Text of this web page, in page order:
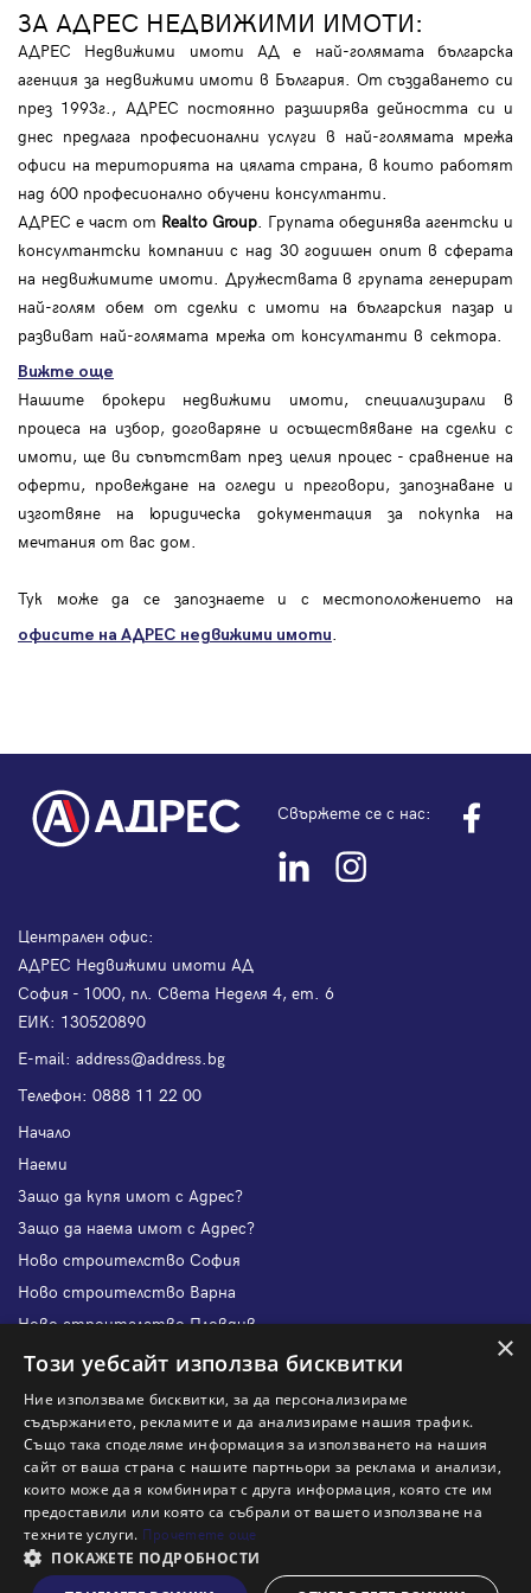
ЗА АДРЕС НЕДВИЖИМИ ИМОТИ:
АДРЕС Недвижими имоти АД е най-голямата българска
агенция за недвижими имоти в България. От създаването си
през 1993г., АДРЕС постоянно разширява дейността си и
днес предлага професионални услуги в най-голямата мрежа
офиси на територията на цялата страна, в които работят
над 600 професионално обучени консултанти.
АДРЕС е част от Realto Group . Групата обединява агентски и
консултантски компании с над 30 годишен опит в сферата
на недвижимите имоти. Дружествата в групата генерират
най-голям обем от сделки с имоти на българския пазар и
развиват най-голямата мрежа от консултанти в сектора.
Вижте още
Нашите брокери недвижими имоти, специализирали в
процеса на избор, договаряне и осъществяване на сделки с
имоти, ще ви съпътстват през целия процес - сравнение на
оферти, провеждане на огледи и преговори, запознаване и
изготвяне на юридическа документация за покупка на
мечтания от вас дом.
Тук може да се запознаете и с местоположението на
офисите на АДРЕС недвижими имоти
Свържете се с нас:
Централен офис:
АДРЕС Недвижими имоти АД
София - 1000, пл. Света Неделя 4, ет. 6
ЕИК: 130520890
Е-mail: address@address.bg
Телефон: 0888 11 22 00
Начало
Наеми
Защо да купя имот с Адрес?
Защо да наема имот с Адрес?
Ново строителство София
Ново строителство Варна
Ново строителство Пловдив
Ново строителство Бургас
Защо да отдам имот с Адрес?
Наши офиси
Кариери
Кои сме ние?
Франчайз
Блог
×
Този уебсайт използва бисквитки
Ние използваме бисквитки, за да персонализираме
съдържанието, рекламите и да анализираме нашия трафик.
Също така споделяме информация за използването на нашия
сайт от ваша страна с нашите партньори за реклама и анализи,
които може да я комбинират с друга информация, която сте им
предоставили или която са събрали от вашето използване на
техните услуги. Прочетете още
ПОКАЖЕТЕ ПОДРОБНОСТИ